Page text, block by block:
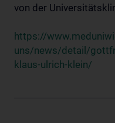
von der
https://
uns/news/detail/
klaus-ulrich-klein/